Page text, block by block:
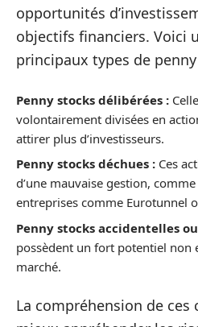
opportunités
objectifs financiers. Voici
principaux types de
Penny stocks délibérées :
volontairement divisées en
attirer plus d’investisseurs.
Penny stocks déchues : Ces
d’une mauvaise gestion,
entreprises comme Eurotunnel
Penny stocks accidentelles
possèdent un fort potentiel non
marché.
La compréhension de